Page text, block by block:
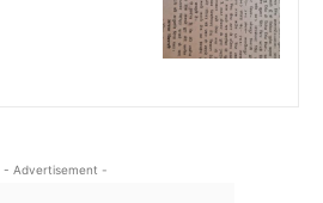
- Advertisement -